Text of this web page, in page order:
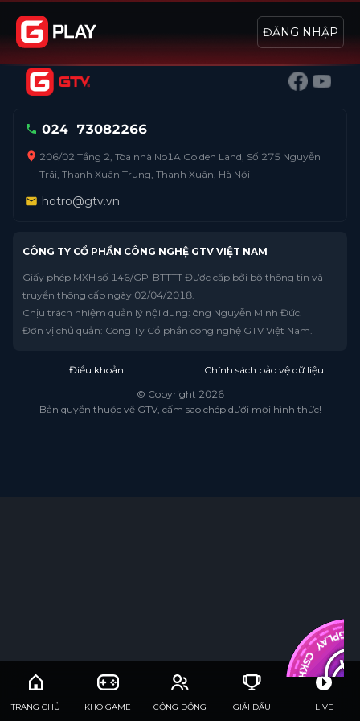
ĐĂNG NHẬP
024 73082266
206/02 Tầng 2, Tòa nhà No1A Golden Land, Số 275 Nguyễn
Trãi, Thanh Xuân Trung, Thanh Xuân, Hà Nội
hotro@gtv.vn
CÔNG TY CỔ PHẦN CÔNG NGHỆ GTV VIỆT NAM
Giấy phép MXH số 146/GP-BTTTT Được cấp bởi bộ thông tin và
truyền thông cấp ngày 02/04/2018.
Chịu trách nhiệm quản lý nội dung: ông Nguyễn Minh Đức.
Đơn vị chủ quản: Công Ty Cổ phần công nghệ GTV Việt Nam.
Điều khoản
Chính sách bảo vệ dữ liệu
© Copyright 2026
Bản quyền thuộc về GTV, cấm sao chép dưới mọi hình thức!
TRANG CHỦ KHO GAME CỘNG ĐỒNG GIẢI ĐẤU LIVE